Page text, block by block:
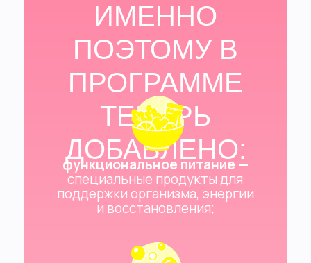
ИМЕННО
ПОЭТОМУ В
ПРОГРАММЕ
ТЕПЕРЬ
ДОБАВЛЕНО:
функциональное питание —
специальные продукты для
поддержки организма, энергии
и восстановления;